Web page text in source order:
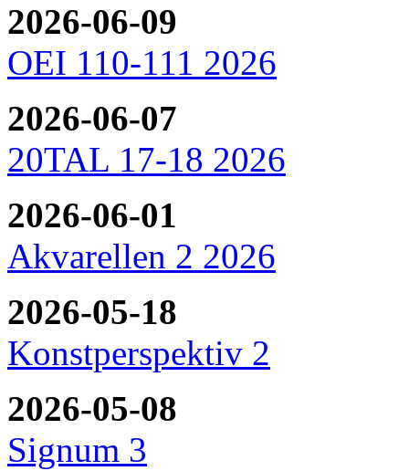
2026-06-09
OEI 110-111 2026
2026-06-07
20TAL 17-18 2026
2026-06-01
Akvarellen 2 2026
2026-05-18
Konstperspektiv 2
2026-05-08
Signum 3